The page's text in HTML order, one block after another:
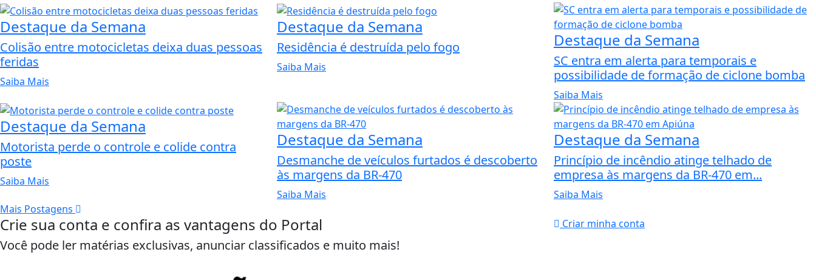
Destaque da Semana
Colisão entre motocicletas deixa duas pessoas
feridas
Saiba Mais
Destaque da Semana
Residência é destruída pelo fogo
Saiba Mais
Destaque da Semana
SC entra em alerta para temporais e
possibilidade de formação de ciclone bomba
Saiba Mais
Destaque da Semana
Motorista perde o controle e colide contra
poste
Saiba Mais
Destaque da Semana
Desmanche de veículos furtados é descoberto
às margens da BR-470
Saiba Mais
Destaque da Semana
Princípio de incêndio atinge telhado de
empresa às margens da BR-470 em...
Saiba Mais
Mais Postagens
Crie sua conta e confira as vantagens do Portal
Você pode ler matérias exclusivas, anunciar classificados e muito mais!
Criar minha conta